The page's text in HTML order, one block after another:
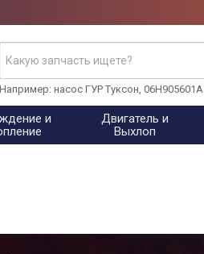
Например: насос ГУР Туксон, 06H905601A
и
Двигатель и
Выхлоп